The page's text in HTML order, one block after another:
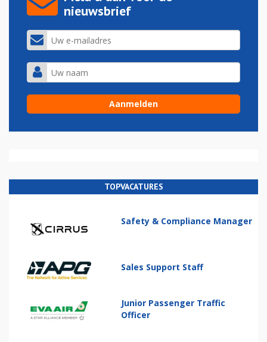
nieuwsbrief
TOPVACATURES
Safety & Compliance Manager
Sales Support Staff
Junior Passenger Traffic
Officer